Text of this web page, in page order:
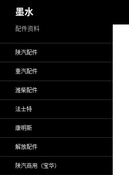
至
墨水
配件资料
陕汽配件
重汽配件
潍柴配件
法士特
康明斯
解放配件
陕汽商用（宝华）